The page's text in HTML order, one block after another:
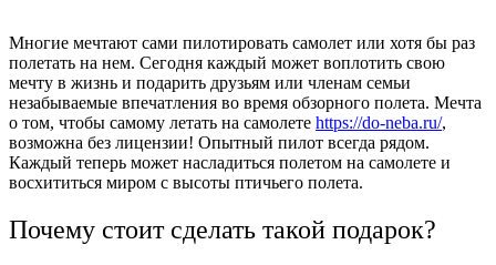
Многие мечтают сами пилотировать самолет или хотя бы раз
полетать на нем. Сегодня каждый может воплотить свою
мечту в жизнь и подарить друзьям или членам семьи
незабываемые впечатления во время обзорного полета. Мечта
о том, чтобы самому летать на самолете https://do-neba.ru/,
возможна без лицензии! Опытный пилот всегда рядом.
Каждый теперь может насладиться полетом на самолете и
восхититься миром с высоты птичьего полета.
Почему стоит сделать такой подарок?